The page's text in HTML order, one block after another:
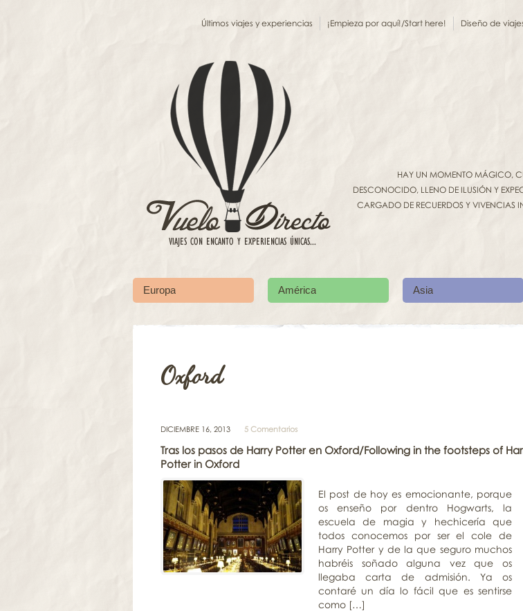
Últimos viajes y experiencias ¡Empieza por aquí!/Start here! Diseño de
HAY UN MOMENTO MÁGICO,
DESCONOCIDO, LLENO DE ILUSIÓN Y
CARGADO DE RECUERDOS Y VIVENCIAS
Europa América Asia
Oxford
DICIEMBRE 16, 2013 5 Comentarios
Tras los pasos de Harry Potter en Oxford/Following in the footsteps of
Potter in Oxford
El post de hoy es emocionante, porque
os enseño por dentro Hogwarts, la
escuela de magia y hechicería que
todos conocemos por ser el cole de
Harry Potter y de la que seguro muchos
habréis soñado alguna vez que os
llegaba carta de admisión. Ya os
contaré un día lo fácil que es sentirse
como […]